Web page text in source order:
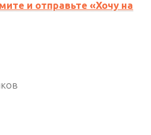
и отправьте «Хочу на